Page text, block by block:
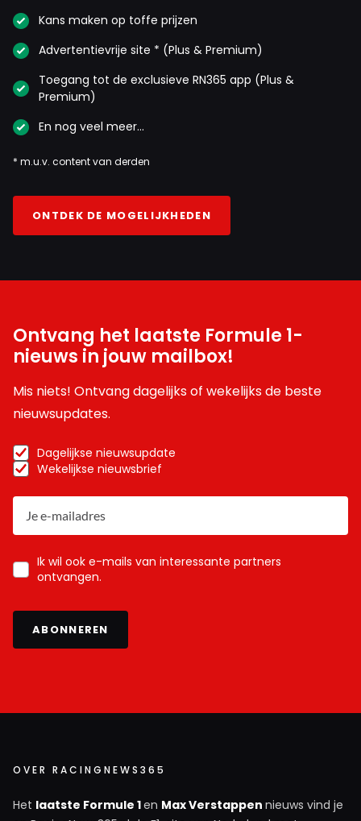
Kans maken op toffe prijzen
Advertentievrije site * (Plus & Premium)
Toegang tot de exclusieve RN365 app (Plus &
Premium)
En nog veel meer…
* m.u.v. content van derden
ONTDEK DE MOGELIJKHEDEN
Ontvang het laatste Formule 1-
nieuws in jouw mailbox!
Mis niets! Ontvang dagelijks of wekelijks de beste
nieuwsupdates.
Dagelijkse nieuwsupdate
Wekelijkse nieuwsbrief
Ik wil ook e-mails van interessante partners
ontvangen.
ABONNEREN
OVER RACINGNEWS365
Het laatste Formule 1en Max Verstappen nieuws vind je